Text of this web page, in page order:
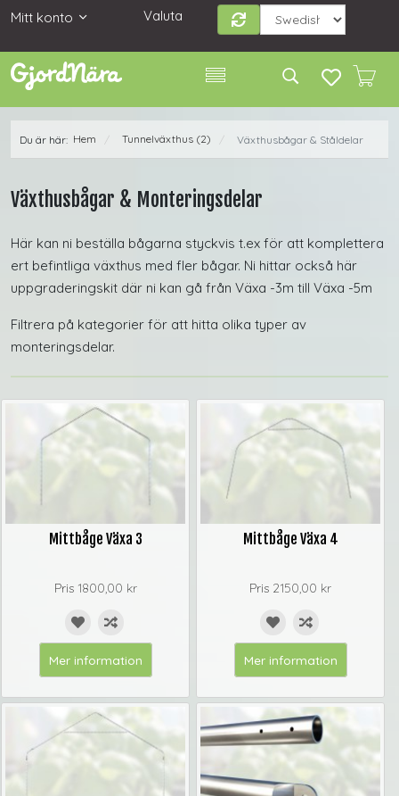
Mitt konto Valuta
Du är här: Hem / Tunnelväxthus (2) / Växthusbågar & Ståldelar
Växthusbågar & Monteringsdelar
Här kan ni beställa bågarna styckvis t.ex för att komplettera
ert befintliga växthus med fler bågar. Ni hittar också här
uppgraderingskit där ni kan gå från Växa -3m till Växa -5m
Filtrera på kategorier för att hitta olika typer av
monteringsdelar.
Mittbåge Växa 3
Pris 1800,00 kr
Mer information
Mittbåge Växa 4
Pris 2150,00 kr
Mer information